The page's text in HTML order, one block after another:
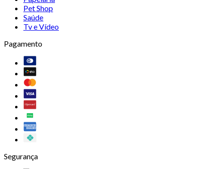
Pet Shop
Saúde
Tv e Vídeo
Pagamento
Segurança